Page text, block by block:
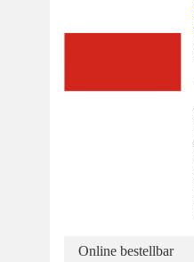
Online bestellbar